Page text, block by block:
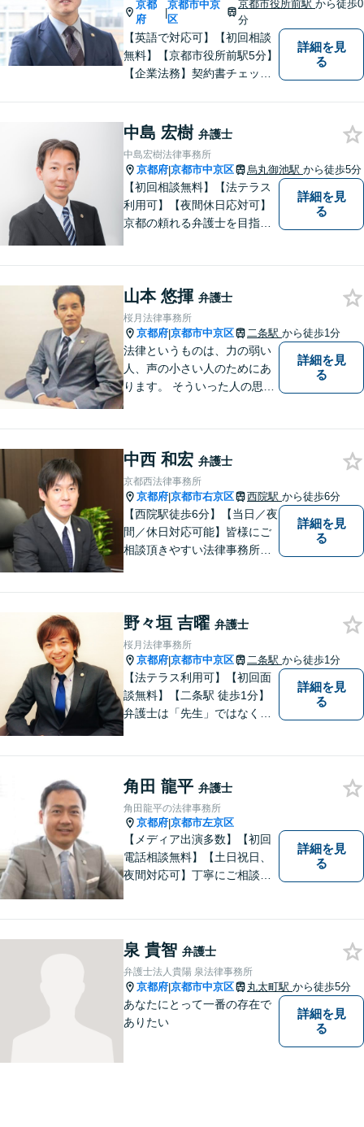
京都
府
|
京都市中京
区
京都市役所前駅から徒歩0
分
【英語で対応可】【初回相談
無料】【京都市役所前駅5分】
【企業法務】契約書チェッ
導、フリーランス・スタート
アップ支援など、幅広いご相
談に対応【税務訴訟】税務調
査対応、タックスプランニン
グなど。
詳細を見
る
中島 宏樹 弁護士
中島宏樹法律事務所
京都府|京都市中京区 烏丸御池駅 から徒歩5分
【初回相談無料】【法テラス
利用可】【夜間休日応対可】
京都の頼れる弁護士を目指し
ます。
詳細を見
る
山本 悠揮 弁護士
桜月法律事務所
京都府|京都市中京区 二条駅 から徒歩1分
法律というものは、力の弱い
人、声の小さい人のためにあ
ります。 そういった人の思い
目指します。
詳細を見
る
中西 和宏 弁護士
京都西法律事務所
京都府|京都市右京区 西院駅 から徒歩6分
【西院駅徒歩6分】【当日／夜
間／休日対応可能】皆様にご
相談頂きやすい法律事務所を
応可能。【法テラス利用可】
ご相談者様に寄り添って対
応。お悩みの方はお気軽にご
相談ください。
詳細を見
る
野々垣 吉曜 弁護士
桜月法律事務所
京都府|京都市中京区 二条駅 から徒歩1分
【法テラス利用可】【初回面
談無料】【二条駅 徒歩1分】
弁護士は「先生」ではなく、
居が高いと思っていらっしゃ
る方こそ、是非一度ご相談く
ださい。
詳細を見
る
角田 龍平 弁護士
角田龍平の法律事務所
京都府|京都市左京区
【メディア出演多数】【初回
電話相談無料】【土日祝日、
夜間対応可】丁寧にご相談を
格を徹底的に守ります！
詳細を見
る
泉 貴智 弁護士
弁護士法人貴陽 泉法律事務所
京都府|京都市中京区 丸太町駅 から徒歩5分
あなたにとって一番の存在で
ありたい
詳細を見
る